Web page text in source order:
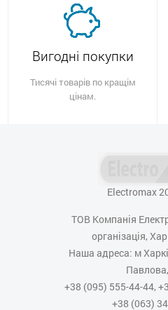
Вигодні покупки
Тисячі товарів по кращім
цінам.
Electromax
ТОВ Компанія
організація,
Наша адреса: м
+38 (095) 555-44-44,
+38 (063)